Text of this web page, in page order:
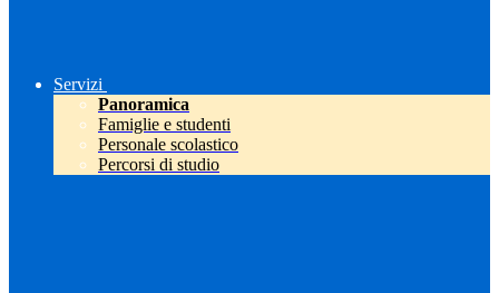
Servizi
Panoramica
Famiglie e studenti
Personale scolastico
Percorsi di studio